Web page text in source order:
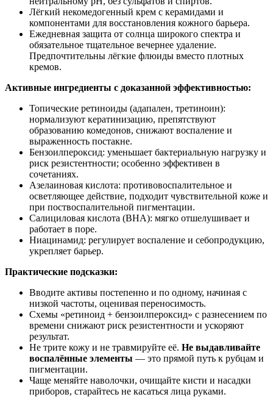
Лёгкий некомедогенный крем с керамидами и
компонентами для восстановления кожного барьера.
Ежедневная защита от солнца широкого спектра и
обязательное тщательное вечернее удаление.
Предпочтительны лёгкие флюиды вместо плотных
кремов.
Активные ингредиенты с доказанной эффективностью:
Топические ретиноиды (адапален, третиноин):
нормализуют кератинизацию, препятствуют
образованию комедонов, снижают воспаление и
выраженность постакне.
Бензоилпероксид: уменьшает бактериальную нагрузку и
риск резистентности; особенно эффективен в
сочетаниях.
Азелаиновая кислота: противовоспалительное и
осветляющее действие, подходит чувствительной коже и
при поствоспалительной пигментации.
Салициловая кислота (BHA): мягко отшелушивает и
работает в поре.
Ниацинамид: регулирует воспаление и себопродукцию,
укрепляет барьер.
Практические подсказки:
Вводите активы постепенно и по одному, начиная с
низкой частоты, оценивая переносимость.
Схемы «ретиноид + бензоилпероксид» с разнесением по
времени снижают риск резистентности и ускоряют
результат.
Не трите кожу и не травмируйте её. Не выдавливайте
воспалённые элементы — это прямой путь к рубцам и
пигментации.
Чаще меняйте наволочки, очищайте кисти и насадки
приборов, старайтесь не касаться лица руками.